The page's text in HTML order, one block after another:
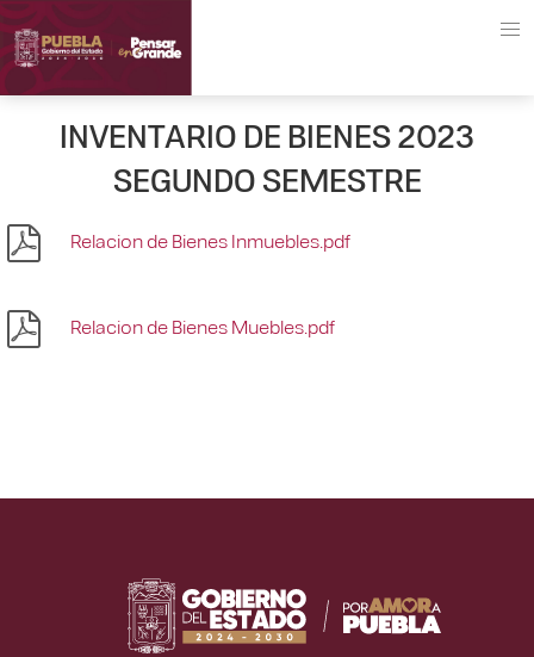
INVENTARIO DE BIENES 2023
SEGUNDO SEMESTRE
Relacion de Bienes Inmuebles.pdf
Relacion de Bienes Muebles.pdf